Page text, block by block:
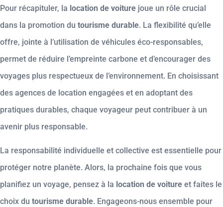
Pour récapituler, la location de voiture joue un rôle crucial
dans la promotion du tourisme durable. La flexibilité qu’elle
offre, jointe à l’utilisation de véhicules éco-responsables,
permet de réduire l’empreinte carbone et d’encourager des
voyages plus respectueux de l’environnement. En choisissant
des agences de location engagées et en adoptant des
pratiques durables, chaque voyageur peut contribuer à un
avenir plus responsable.
La responsabilité individuelle et collective est essentielle pour
protéger notre planète. Alors, la prochaine fois que vous
planifiez un voyage, pensez à la location de voiture et faites le
choix du tourisme durable. Engageons-nous ensemble pour